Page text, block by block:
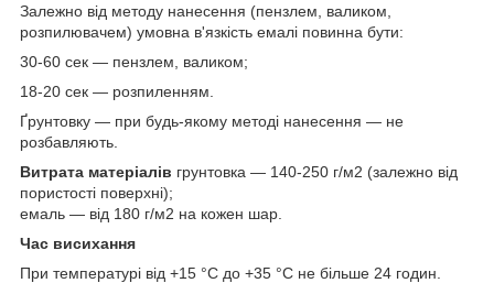
Залежно від методу нанесення (пензлем, валиком,
розпилювачем) умовна в'язкість емалі повинна бути:
30-60 сек — пензлем, валиком;
18-20 сек — розпиленням.
Ґрунтовку — при будь-якому методі нанесення — не
розбавляють.
Витрата матеріалів грунтовка — 140-250 г/м2 (залежно від
пористості поверхні);
емаль — від 180 г/м2 на кожен шар.
Час висихання
При температурі від +15 °С до +35 °С не більше 24 годин.